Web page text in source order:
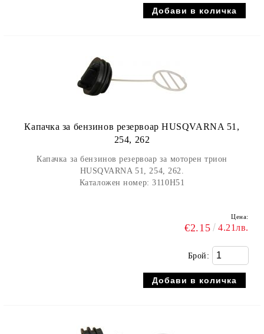
Капачка за бензинов резервоар HUSQVARNA 51,
254, 262
Капачка за бензинов резервоар за моторен трион
HUSQVARNA 51, 254, 262.
Каталожен номер: 3110H51
Цена:
€2.15 4.21лв.
Брой: